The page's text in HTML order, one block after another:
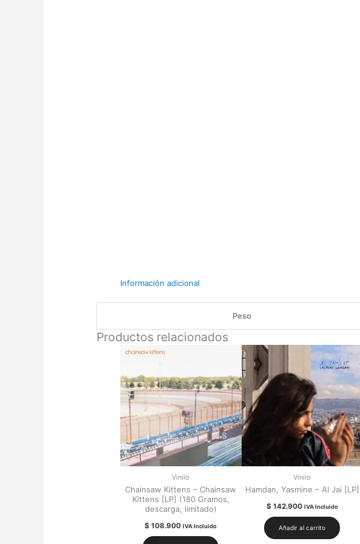
Información adicional
Peso
Productos relacionados
Vinilo
Chainsaw Kittens – Chainsaw
Kittens [LP] (180 Gramos,
descarga, limitado)
$ 108.900 IVA Incluido
Vinilo
Hamdan, Yasmine – Al Jai [LP]
$142.900 IVA Incluido
Añadir al carrito